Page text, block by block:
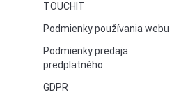
TOUCHIT
Podmienky používania webu
Podmienky predaja
predplatného
GDPR